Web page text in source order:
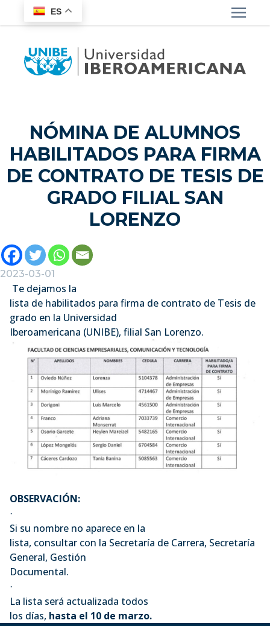
ES
NÓMINA DE ALUMNOS
HABILITADOS PARA FIRMA
DE CONTRATO DE TESIS DE
GRADO FILIAL SAN
LORENZO
2023-03-01
Te dejamos la
lista de habilitados para firma de contrato de Tesis de
grado en la Universidad
Iberoamericana (UNIBE), filial San Lorenzo.
OBSERVACIÓN:
·
Si su nombre no aparece en la
lista, consultar con la Secretaría de Carrera, Secretaría
General, Gestión
Documental.
·
La lista será actualizada todos
los días, hasta el 10 de marzo.